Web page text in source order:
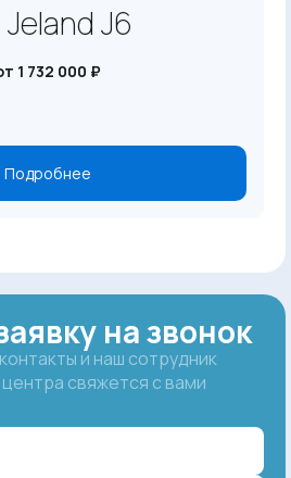
Jeland J6
1 732 000 ₽
Подробнее
на звонок
и наш сотрудник
свяжется с вами